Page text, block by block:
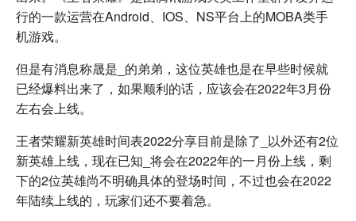
行的一款运营在Android、IOS、NS平台上的MOBA类手
机游戏。
但是有消息称晟是_的弟弟，这位英雄也是在早些时候就
已经爆料出来了，如果顺利的话，应该会在2022年3月份
左右会上线。
王者荣耀新英雄时间表2022分享目前是除了_以外还有2位
新英雄上线，现在已知_将会在2022年的一月份上线，剩
下的2位英雄尚不明确具体的登场时间，不过也会在2022
年陆续上线的，玩家们还不要着急。